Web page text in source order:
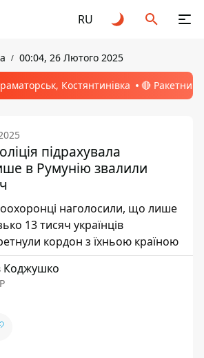
RU
00:04, 26 Лютого 2025
Костянтинівка 🔴 Ракетний
підрахувала
в Румунію звалили
наголосили, що лише
13 тисяч українців
кордон з їхньою країною
Коджушко